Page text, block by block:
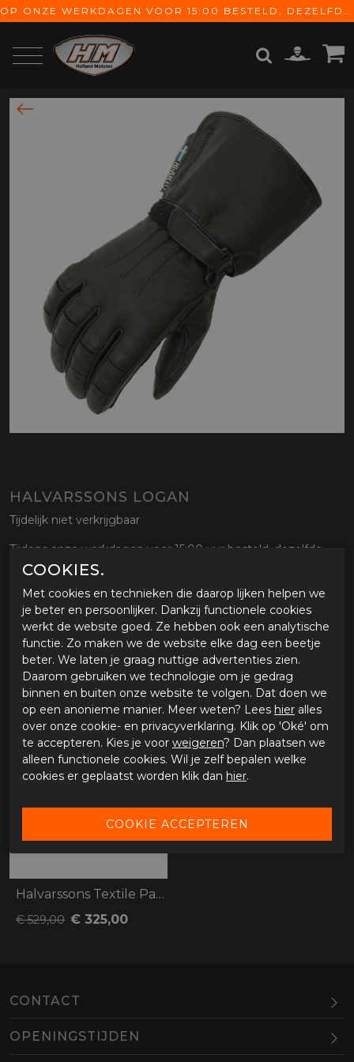
OP ONZE WERKDAGEN VOOR 15:00 BESTELD, DEZELFDE DAG VERZONDEN! GRATIS VERZENDING VANAF € 65,-
HALVARSSONS LOGAN
Tijdelijk niet verkrijgbaar
Tijdens onze werkdagen voor 15:00 uur besteld, dezelfde
dag verstuurd.
OMSCHRIJVING HALVARSSONS LOGAN
OUT-Gear (Outgoing)
GERELATEERDE PRODUCTEN
-39%
Halvarssons Textile Pants Malung
€ 529,00 € 325,00
CONTACT
OPENINGSTIJDEN
COOKIES.
Met cookies en technieken die daarop lijken helpen we
je beter en persoonlijker. Dankzij functionele cookies
werkt de website goed. Ze hebben ook een analytische
functie. Zo maken we de website elke dag een beetje
beter. We laten je graag nuttige advertenties zien.
Daarom gebruiken we technologie om je gedrag
binnen en buiten onze website te volgen. Dat doen we
op een anonieme manier. Meer weten? Lees hier alles
over onze cookie- en privacyverklaring. Klik op 'Oké' om
te accepteren. Kies je voor weigeren? Dan plaatsen we
alleen functionele cookies. Wil je zelf bepalen welke
cookies er geplaatst worden klik dan hier.